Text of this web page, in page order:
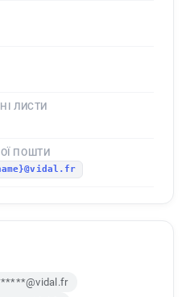
ЛИСТИ
ПОШТИ